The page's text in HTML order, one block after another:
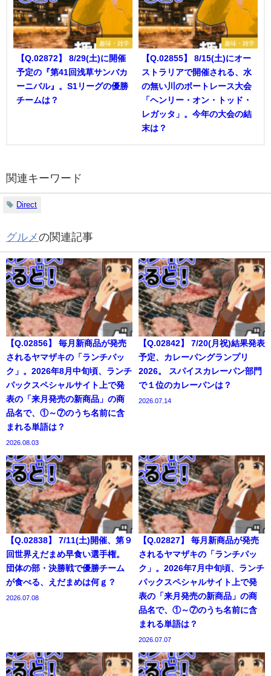
趣味・雑学
【Q.02872】 8/29(土)に開催
予定の『第41回浅草サンバカ
ーニバル』。S1リーグの優勝
チームは？
趣味・雑学
【Q.02855】 8/15(土)にオー
ストラリアで開催される、水
の無い川のボートレース大会
「ヘンリー・オン・トッド・
レガッタ」。今年の大会の結
末は？
関連キーワード
Direct
グルメの関連記事
【Q.02856】 毎月新商品が発売
されるヤマザキの「ランチパッ
ク」。2026年8月中旬頃、ランチ
パックスペシャルサイト上で発
表の「来月発売の新商品」の商
品名で、①～⑦のうち名前に含
まれる単語は？
2026.08.03
【Q.02842】 7/20(月祝)結果発表
予定、カレーパングランプリ
2026。 スパイスカレーパン部門
で１位のカレーパンは？
2026.07.14
【Q.02838】 7/11(土)開催、第９
回世界えだまめ早食い選手権。
団体の部・決勝戦で優勝チーム
が食べる、えだまめは何ｇ？
2026.07.08
【Q.02827】 毎月新商品が発売
されるヤマザキの「ランチパッ
ク」。2026年7月中旬頃、ランチ
パックスペシャルサイト上で発
表の「来月発売の新商品」の商
品名で、①～⑦のうち名前に含
まれる単語は？
2026.07.07